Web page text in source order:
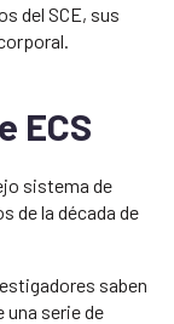
del SCE, sus
ECS
sistema de
de la década de
saben
una serie de